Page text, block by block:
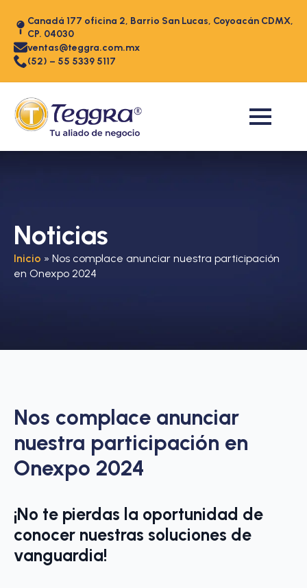
Canadá 177 oficina 2, Barrio San Lucas, Coyoacán CDMX,
CP. 04030
ventas@teggra.com.mx
(52) – 55 5339 5117
Noticias
Inicio » Nos complace anunciar nuestra participación
en Onexpo 2024
Nos complace anunciar
nuestra participación en
Onexpo 2024
¡No te pierdas la oportunidad de
conocer nuestras soluciones de
vanguardia!